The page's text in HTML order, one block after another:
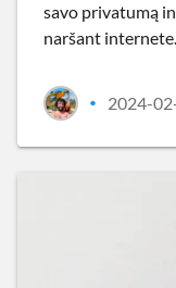
savo privatumą
naršant internete.
• 2024-